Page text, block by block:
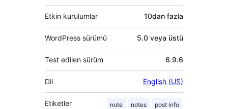
Etkin kurulumlar 10dan fazla
WordPress sürümü 5.0 veya üstü
Test edilen sürüm 6.9.6
Dil English (US)
Etiketler note notes post info